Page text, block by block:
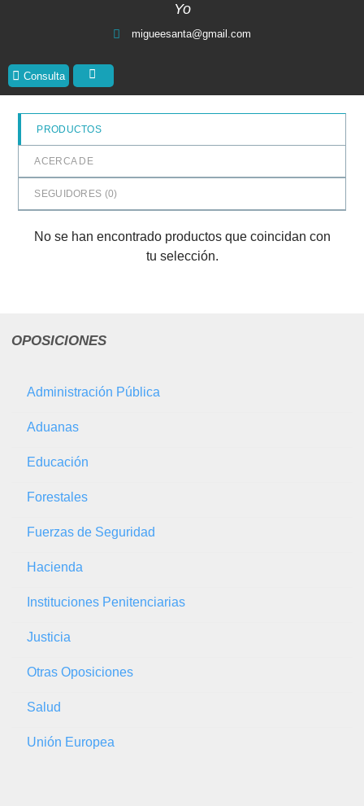
Yo
migueesanta@gmail.com
Consulta
PRODUCTOS
ACERCA DE
SEGUIDORES (0)
No se han encontrado productos que coincidan con
tu selección.
OPOSICIONES
Administración Pública
Aduanas
Educación
Forestales
Fuerzas de Seguridad
Hacienda
Instituciones Penitenciarias
Justicia
Otras Oposiciones
Salud
Unión Europea